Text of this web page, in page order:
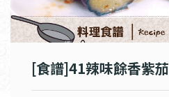
[食譜]41辣味餘香紫茄